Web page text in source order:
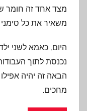
מצד אחד זה חומר
משאיר את כל
היום, כאמא לשני
נכנסת לתוך
הבאה זה יהיה
מחכים.